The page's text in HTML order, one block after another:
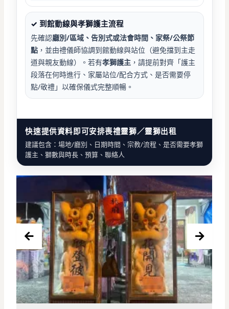
✓ 到館動線與孝獅護主流程
先確認廳別/區域、告別式或法會時間、家祭/公祭節
點 ，並由禮儀師協調到館動線與站位（避免擋到主走
道與親友動線）。若有孝獅護主 ，請提前對齊「護主
段落在何時進行、家屬站位/配合方式、是否需要停
點/敬禮」以確保儀式完整順暢。
快速提供資料即可安排喪禮靈獅／靈獅出租
建議包含：場地/廳別、日期時間、宗教/流程、是否需要孝獅
護主、獅數與時長、預算、聯絡人